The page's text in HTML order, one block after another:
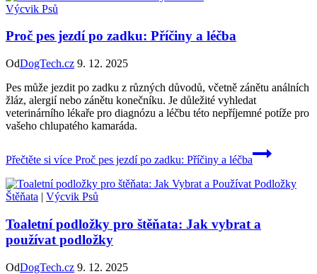
Výcvik Psů
Proč pes jezdí po zadku: Příčiny a léčba
OdDogTech.cz 9. 12. 2025
Pes může jezdit po zadku z různých důvodů, včetně zánětu análních
žláz, alergií nebo zánětu konečníku. Je důležité vyhledat
veterinárního lékaře pro diagnózu a léčbu této nepříjemné potíže pro
vašeho chlupatého kamaráda.
Přečtěte si více Proč pes jezdí po zadku: Příčiny a léčba
Štěňata | Výcvik Psů
Toaletní podložky pro štěňata: Jak vybrat a
používat podložky
OdDogTech.cz 9. 12. 2025